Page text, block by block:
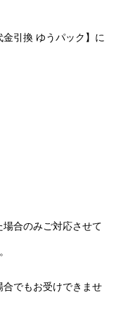
引換 ゆうパック】に
合のみご対応させて
でもお受けできませ